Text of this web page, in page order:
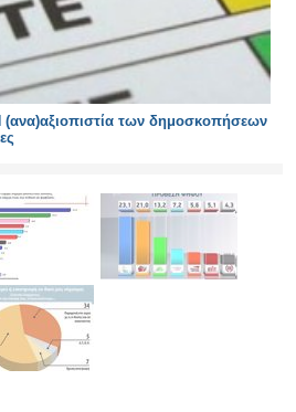
των δημοσκοπήσεων